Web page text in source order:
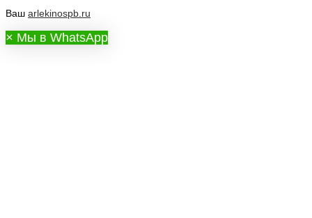
Ваш arlekinospb.ru
× Мы в WhatsApp